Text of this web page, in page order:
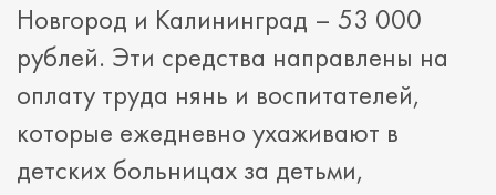
Новгород и Калининград – 53 000
рублей. Эти средства направлены на
оплату труда нянь и воспитателей,
которые ежедневно ухаживают в
детских больницах за детьми,